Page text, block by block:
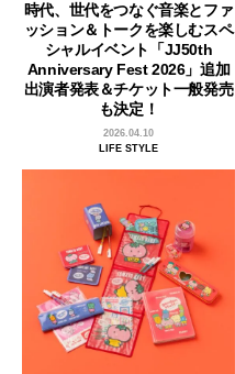
時代、世代をつなぐ音楽とファ
ッション＆トークを楽しむスペ
シャルイベント「JJ50th
Anniversary Fest 2026」追加
出演者発表＆チケット一般発売
も決定！
2026.04.10
LIFE STYLE